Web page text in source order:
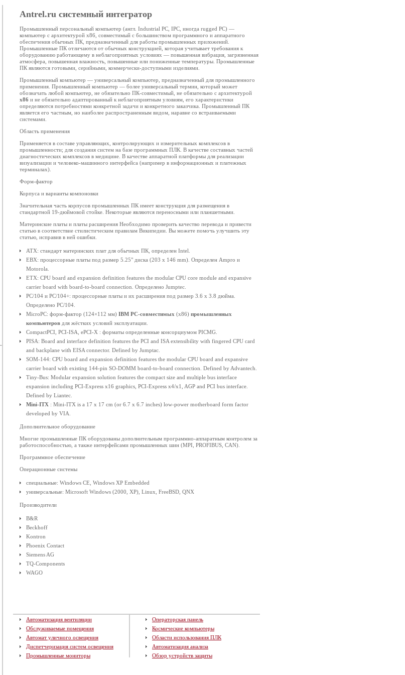
Antrel.ru системный интегратор
Промышленный персональный компьютер (англ. Industrial PC, IPC, иногда rugged PC) —
компьютер с архитектурой x86, совместимый с большинством программного и аппаратного
обеспечения обычных ПК, предназначенный для работы промышленных приложений.
Промышленные ПК отличаются от обычных конструкцией, которая учитывает требования к
оборудованию работающему в неблагоприятных условиях — повышенная вибрация, загрязненная
атмосфера, повышенная влажность, повышенные или пониженные температуры. Промышленные
ПК являются готовыми, серийными, коммерчески-доступными изделиями.
Промышленный компьютер — универсальный компьютер, предназначенный для промышленного
применения. Промышленный компьютер — более универсальный термин, который может
обозначать любой компьютер, не обязательно ПК-совместимый, не обязательно с архитектурой
x86 и не обязательно адаптированный к неблагоприятным уловиям, его характеристики
определяются потребностями конкретной задачи и конкретного заказчика. Промышленный ПК
является его частным, но наиболее распространенным видом, наравне со встраиваемыми
системами.
Область применения
Применяется в составе управляющих, контролирующих и измерительных комплексов в
промышленности; для создания систем на базе программных ПЛК. В качестве составных частей
диагностических комплексов в медицине. В качестве аппаратной платформы для реализации
визуализации и человеко-машинного интерфейса (например в информационных и платежных
терминалах).
Форм-фактор
Корпуса и варианты компоновки
Значительная часть корпусов промышленных ПК имеет конструкция для размещения в
стандартной 19-дюймовой стойке. Некоторые являются переносными или планшетными.
Материнские платы и платы расширения Необходимо проверить качество перевода и привести
статью в соответствие стилистическим правилам Википедии. Вы можете помочь улучшить эту
статью, исправив в ней ошибки.
ATX: стандарт материнских плат для обычных ПК, определен Intel.
EBX: процессорные платы под размер 5.25" диска (203 x 146 mm). Определен Ampro и
Motorola.
ETX: CPU board and expansion definition features the modular CPU core module and expansive
carrier board with board-to-board connection. Определено Jumptec.
PC/104 и PC/104+: процессорные платы и их расширения под размер 3.6 x 3.8 дюйма.
Определено PC/104.
MicroPC: форм-фактор (124×112 мм) IBM PC-совместимых (x86) промышленных
компьютеров для жёстких условий эксплуатации.
CompactPCI, PCI-ISA, ePCI-X : форматы определенные консорциумом PICMG.
PISA: Board and interface definition features the PCI and ISA extensibility with fingered CPU card
and backplane with EISA connector. Defined by Jumptac.
SOM-144: CPU board and expansion definition features the modular CPU board and expansive
carrier board with existing 144-pin SO-DOMM board-to-board connection. Defined by Advantech.
Tiny-Bus: Modular expansion solution features the compact size and multiple bus interface
expansion including PCI-Express x16 graphics, PCI-Express x4/x1, AGP and PCI bus interface.
Defined by Liantec.
Mini-ITX : Mini-ITX is a 17 x 17 cm (or 6.7 x 6.7 inches) low-power motherboard form factor
developed by VIA.
Дополнительное оборудование
Многие промышленные ПК оборудованы дополнительным программно-аппаратным контролем за
работоспособностью, а также интерфейсами промышленных шин (MPI, PROFIBUS, CAN).
Программное обеспечение
Операционные системы
специальные: Windows CE, Windows XP Embedded
универсальные: Microsoft Windows (2000, XP), Linux, FreeBSD, QNX
Производители
B&R
Beckhoff
Kontron
Phoenix Contact
Siemens AG
TQ-Components
WAGO
Автоматизация вентиляции
Обслуживаемые помещения
Автомат уличного освещения
Диспетчеризация систем освещения
Промышленные мониторы
Операторская панель
Космические компьютеры
Области использования ПЛК
Автоматизация анализа
Обзор устройств защиты